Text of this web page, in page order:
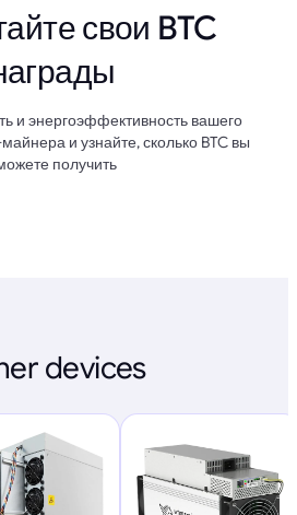
свои BTC
и энергоэффективность вашего
и узнайте, сколько BTC вы
получить
devices